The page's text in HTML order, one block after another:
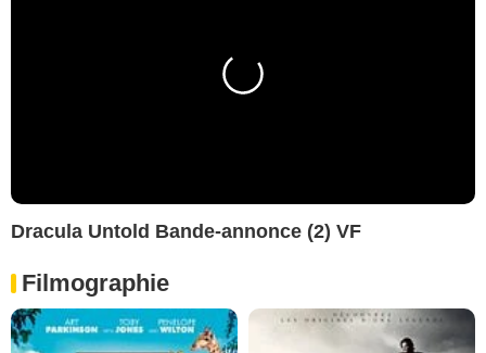
Dracula Untold Bande-annonce (2) VF
Filmographie